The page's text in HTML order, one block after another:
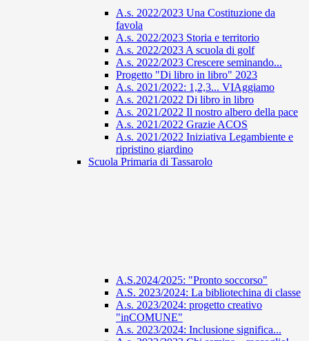
A.s. 2022/2023 Una Costituzione da
favola
A.s. 2022/2023 Storia e territorio
A.s. 2022/2023 A scuola di golf
A.s. 2022/2023 Crescere seminando...
Progetto "Di libro in libro" 2023
A.s. 2021/2022: 1,2,3... VIAggiamo
A.s. 2021/2022 Di libro in libro
A.s. 2021/2022 Il nostro albero della pace
A.s. 2021/2022 Grazie ACOS
A.s. 2021/2022 Iniziativa Legambiente e
ripristino giardino
Scuola Primaria di Tassarolo
A.S.2024/2025: "Pronto soccorso"
A.S. 2023/2024: La bibliotechina di classe
A.s. 2023/2024: progetto creativo
"inCOMUNE"
A.s. 2023/2024: Inclusione significa...